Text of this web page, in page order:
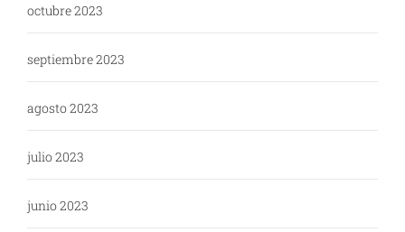
octubre 2023
septiembre 2023
agosto 2023
julio 2023
junio 2023